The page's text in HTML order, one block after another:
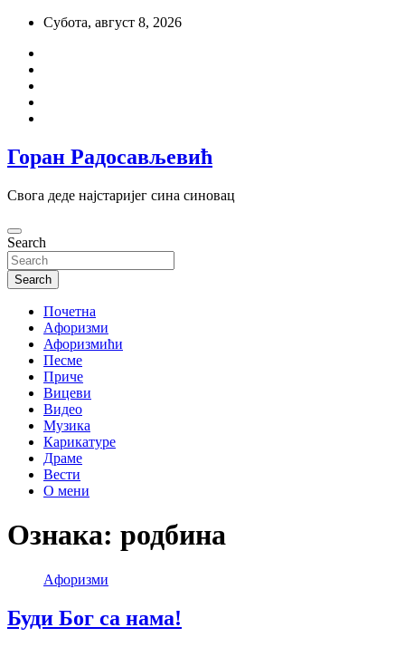
Skip
content
Субота, август 8, 2026
Горан Радосављевић
Свога деде најстаријег сина синовац
Search
Search
Почетна
Aфоризми
Афоризмићи
Песме
Приче
Вицеви
Видео
Музика
Карикатуре
Драме
Вести
О мени
Ознака: родбина
Aфоризми
Буди Бог са нама!